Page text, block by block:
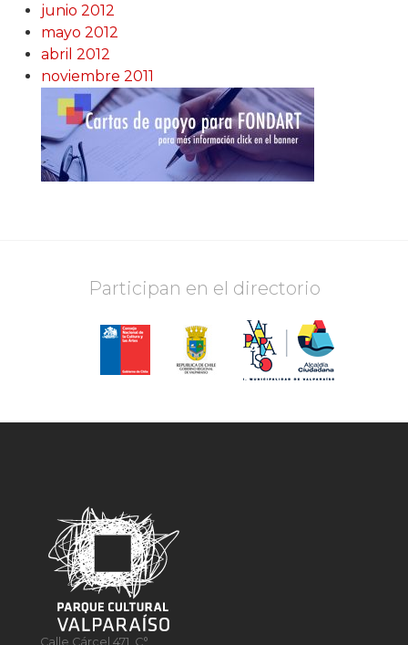
junio 2012
mayo 2012
abril 2012
noviembre 2011
Participan en el directorio
Calle Cárcel 471, C°